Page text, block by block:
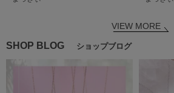
VIEW MORE
SHOP BLOG ショップブログ